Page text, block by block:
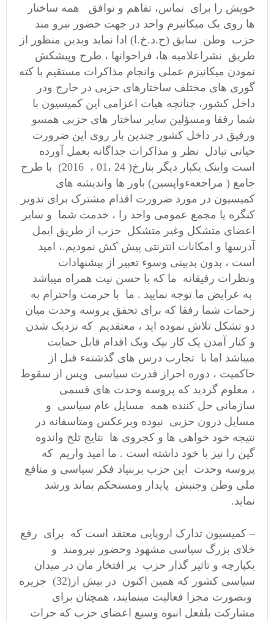
خویش را برای تماس، تفاهم و توافق همه ساختار
ها روی یک میکانیزم واحد در جهت حضور نیرو مند
حزب وطن سابق (ح.د.خ.ا) ادا نماید وبدین منظور از
طریق نشراعلامیه ها، فراخوانها ، طرح وپیشکش
نمودن میکانیزم عملی وانجام مذاکرات مستقیم با کته
گوری های مختلف ساختارهای حزبی در خارج ودر
داخل کشور، چنانچه هیات اعزامی این کمیسیون با
شما رفقا ومسؤلین سایر ساختار های حزبی همسو
ورفیق در داخل کشور چندین بار روی این ضرورت
حیاتی تبادل نظر و مذاکرات جداگانه بعمل آورده
است واینک یکبار دیگر بتارخ( 24 ،01 ، 2016) با طرح
جامع ( مراجعهءواپسین) باور ها واندیشه های
کمیسیون در مورد ضرورت اقدام مشترک برای تدویر
کنگره یا مجمع عمومی واحد را ، خدمت شما و سایر
اعضای متشکل وغیر متشکل حزب از طریق ایمل
آدرسها و امکانات انترنتی پیش کش نمودیم.، امید
است ، بدون بدبینی وسوء تعبیر از پیشنهادات
ونظرات رفیقانه ما که با حسن نیت همراه میباشد
به عرایض ما توجه نمایید . ما با حرمت واحترام به
زحمات شما رفقا که برای تحقق پروسه وحدت میان
دو تشکل تلاش نموده اید ، معتقدیم که نزدیک شدن
و کنار آمدن یک کار نیک ویک اقدام قابل حمایت
میباشد اما با تجارب درس های گذشتهء قبل از
حاکمیت ، دوره احراز قدرت سیاسی وپس از سقوط
، معلوم گردید که پروسه وحدت های قسمی
سازمانی حل کننده همه مسایل عام سیاسی و
مسایل درون حزبی نبوده وبرعکس ومتاسفانه در
نتیجه خود خواهی ها و کجروی ها نتایج تلخ واندوه
گین را نیز با خود داشته است . ما امید واریم که
پروسه وحدت این حزب بربنیاد فکر سیاسی و منافع
ملی وطن وجنبش پایدار ومستحکم بماند ورشد
نماید.
– کمیسیون تدارک اروپایی معتقد است که برای رفع
خلای بزرگ سیاسی مشهود وحضور نیرومند و
یکپارچه و تاثیر گذار حزب پر افتخار مان در میدان
سیاسی کشور که همین اکنون در بیش از(32) جزیره
وبصورت مجزا فعالیت مینمایند، همچنان برای
مشارکت بلفعل انبوه وسیع اعضای حزب که جرات